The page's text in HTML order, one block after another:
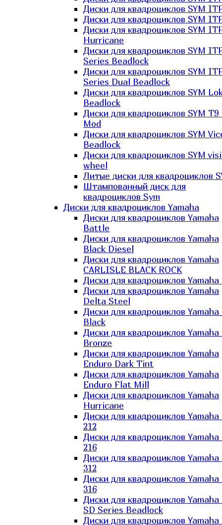
Диски для квадроциклов SYM
Диски для квадроциклов SYM
Диски для квадроциклов SYM
Hurricane
Диски для квадроциклов SYM
Series Beadlock
Диски для квадроциклов SYM
Series Dual Beadlock
Диски для квадроциклов SYM
Beadlock
Диски для квадроциклов SYM T9
Mod
Диски для квадроциклов SYM
Beadlock
Диски для квадроциклов SYM
wheel
Литые диски для квадроциклов
Штампованный диск для
квадроциклов Sym
Диски для квадроциклов Yamaha
Диски для квадроциклов Yamaha
Battle
Диски для квадроциклов Yamaha
Black Diesel
Диски для квадроциклов Yamaha
CARLISLE BLACK ROCK
Диски для квадроциклов Yamaha
Диски для квадроциклов Yamaha
Delta Steel
Диски для квадроциклов
Black
Диски для квадроциклов
Bronze
Диски для квадроциклов Yamaha
Enduro Dark Tint
Диски для квадроциклов Yamaha
Enduro Flat Mill
Диски для квадроциклов Yamaha
Hurricane
Диски для квадроциклов
212
Диски для квадроциклов
216
Диски для квадроциклов
312
Диски для квадроциклов
316
Диски для квадроциклов
SD Series Beadlock
Диски для квадроциклов